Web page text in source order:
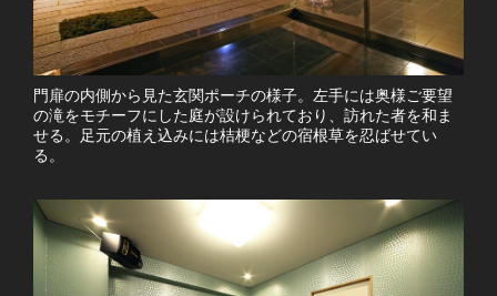
門扉の内側から見た玄関ポーチの様子。左手には奥様ご要望
の滝をモチーフにした庭が設けられており、訪れた者を和ま
せる。足元の植え込みには桔梗などの宿根草を忍ばせてい
る。